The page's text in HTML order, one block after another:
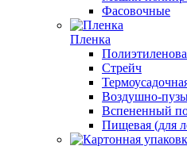
Фасовочные
Пленка
Стрейч
Воздушно-
Вспененный
Пищевая (для